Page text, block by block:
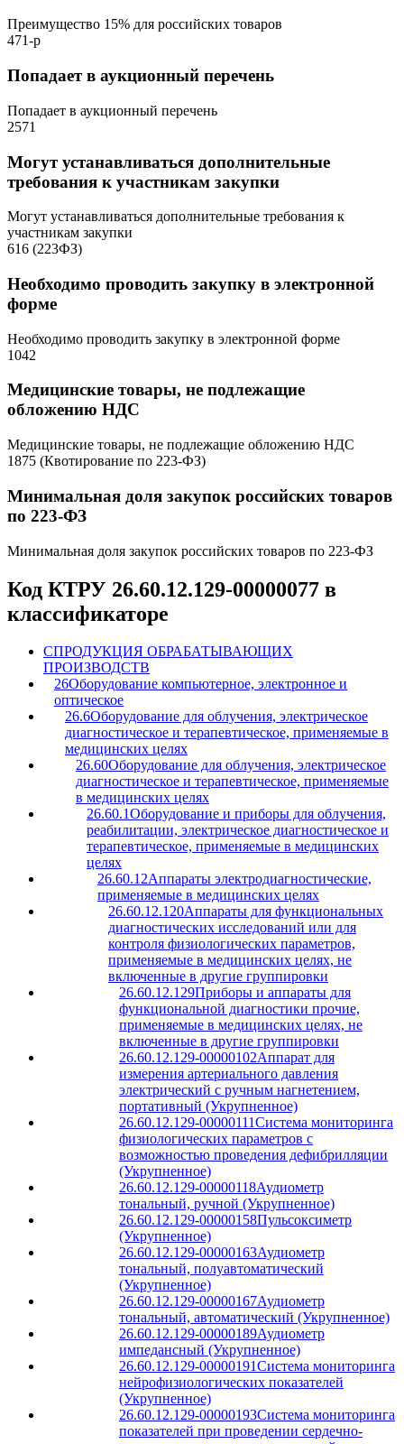
Преимущество 15% для российских товаров
471-р
Попадает в аукционный перечень
Попадает в аукционный перечень
2571
Могут устанавливаться дополнительные
требования к участникам закупки
Могут устанавливаться дополнительные требования к
участникам закупки
616 (223ФЗ)
Необходимо проводить закупку в электронной
форме
Необходимо проводить закупку в электронной форме
1042
Медицинские товары, не подлежащие
обложению НДС
Медицинские товары, не подлежащие обложению НДС
1875 (Квотирование по 223-ФЗ)
Минимальная доля закупок российских товаров
по 223-ФЗ
Минимальная доля закупок российских товаров по 223-ФЗ
Код КТРУ 26.60.12.129-00000077 в
классификаторе
CПРОДУКЦИЯ ОБРАБАТЫВАЮЩИХ
ПРОИЗВОДСТВ
26Оборудование компьютерное, электронное и
оптическое
26.6Оборудование для облучения, электрическое
диагностическое и терапевтическое, применяемые в
медицинских целях
26.60Оборудование для облучения, электрическое
диагностическое и терапевтическое, применяемые
в медицинских целях
26.60.1Оборудование и приборы для облучения,
реабилитации, электрическое диагностическое и
терапевтическое, применяемые в медицинских
целях
26.60.12Аппараты электродиагностические,
применяемые в медицинских целях
26.60.12.120Аппараты для функциональных
диагностических исследований или для
контроля физиологических параметров,
применяемые в медицинских целях, не
включенные в другие группировки
26.60.12.129Приборы и аппараты для
функциональной диагностики прочие,
применяемые в медицинских целях, не
включенные в другие группировки
26.60.12.129-00000102Аппарат для
измерения артериального давления
электрический с ручным нагнетением,
портативный (Укрупненное)
26.60.12.129-00000111Система мониторинга
физиологических параметров с
возможностью проведения дефибрилляции
(Укрупненное)
26.60.12.129-00000118Аудиометр
тональный, ручной (Укрупненное)
26.60.12.129-00000158Пульсоксиметр
(Укрупненное)
26.60.12.129-00000163Аудиометр
тональный, полуавтоматический
(Укрупненное)
26.60.12.129-00000167Аудиометр
тональный, автоматический (Укрупненное)
26.60.12.129-00000189Аудиометр
импедансный (Укрупненное)
26.60.12.129-00000191Система мониторинга
нейрофизиологических показателей
(Укрупненное)
26.60.12.129-00000193Система мониторинга
показателей при проведении сердечно-